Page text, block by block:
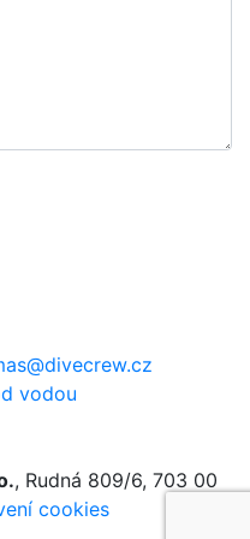
vodou
, Rudná 809/6, 703 00
cookies